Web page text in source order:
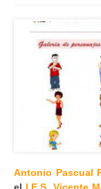
Antonio Pascual
el I.E.S. Vicente